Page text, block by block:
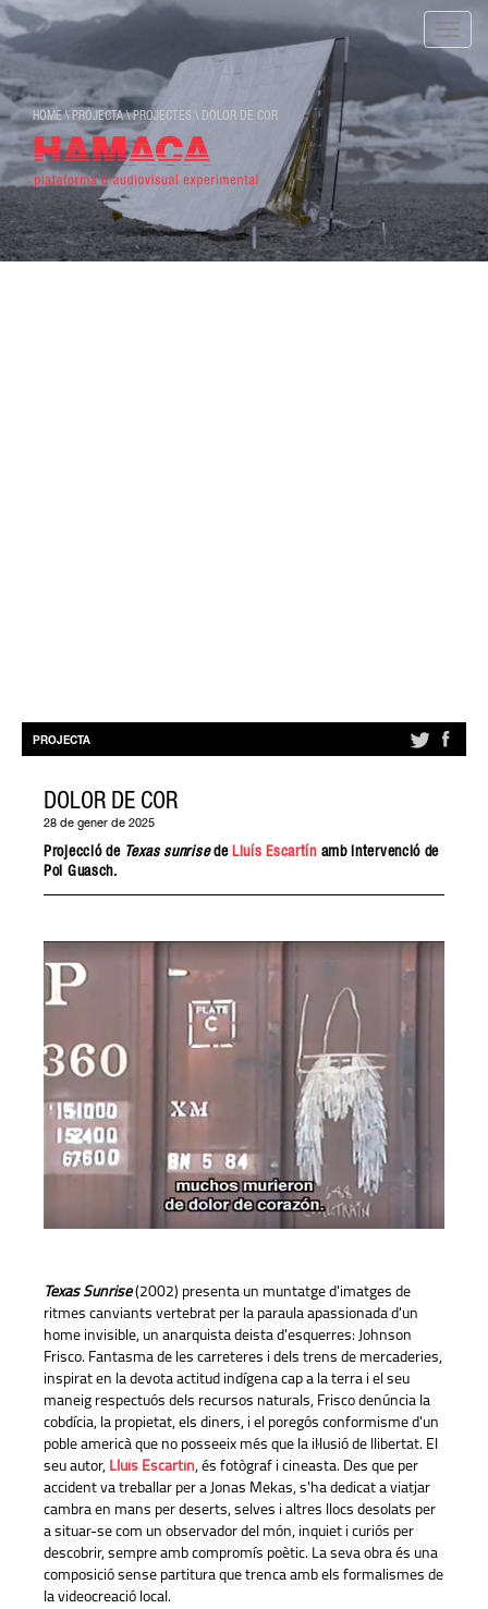
Toggle
HOME\ PROJECTA\PROJECTES \ DOLOR DE COR
PROJECTA
DOLOR DE COR
28 de gener de 2025
Projecció de Texas sunrisede Lluís Escartínamb intervenció de
Pol Guasch.
Texas Sunrise(2002) presenta un muntatge d'imatges de
ritmes canviants vertebrat per la paraula apassionada d'un
home invisible, un anarquista deista d'esquerres: Johnson
Frisco. Fantasma de les carreteres i dels trens de mercaderies,
inspirat en la devota actitud indígena cap a la terra i el seu
maneig respectuós dels recursos naturals, Frisco denúncia la
cobdícia, la propietat, els diners, i el poregós conformisme d'un
poble americà que no posseeix més que la il·lusió de llibertat. El
seu autor, Lluís Escartín, és fotògraf i cineasta. Des que per
accident va treballar per a Jonas Mekas, s'ha dedicat a viatjar
cambra en mans per deserts, selves i altres llocs desolats per
a situar-se com un observador del món, inquiet i curiós per
descobrir, sempre amb compromís poètic. La seva obra és una
composició sense partitura que trenca amb els formalismes de
la videocreació local.